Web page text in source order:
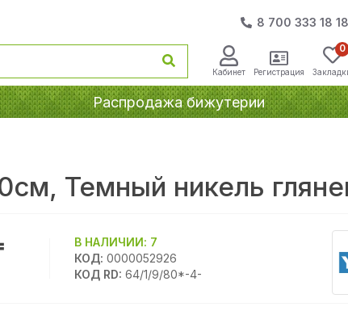
8 700 333 18 18
Кабинет Регистрация
0
Распродажа бижутерии
Темный никель
В НАЛИЧИИ: 7
КОД: 0000052926
КОД RD: 64/1/9/80*-4-